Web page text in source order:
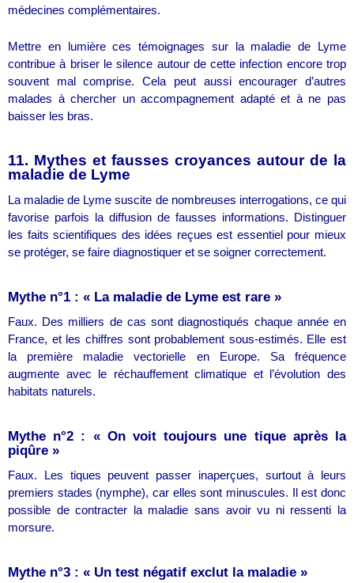
médecines complémentaires.
Mettre en lumière ces témoignages sur la maladie de Lyme
contribue à briser le silence autour de cette infection encore trop
souvent mal comprise. Cela peut aussi encourager d’autres
malades à chercher un accompagnement adapté et à ne pas
baisser les bras.
11. Mythes et fausses croyances autour de la
maladie de Lyme
La maladie de Lyme suscite de nombreuses interrogations, ce qui
favorise parfois la diffusion de fausses informations. Distinguer
les faits scientifiques des idées reçues est essentiel pour mieux
se protéger, se faire diagnostiquer et se soigner correctement.
Mythe n°1 : « La maladie de Lyme est rare »
Faux. Des milliers de cas sont diagnostiqués chaque année en
France, et les chiffres sont probablement sous-estimés. Elle est
la première maladie vectorielle en Europe. Sa fréquence
augmente avec le réchauffement climatique et l’évolution des
habitats naturels.
Mythe n°2 : « On voit toujours une tique après la
piqûre »
Faux. Les tiques peuvent passer inaperçues, surtout à leurs
premiers stades (nymphe), car elles sont minuscules. Il est donc
possible de contracter la maladie sans avoir vu ni ressenti la
morsure.
Mythe n°3 : « Un test négatif exclut la maladie »